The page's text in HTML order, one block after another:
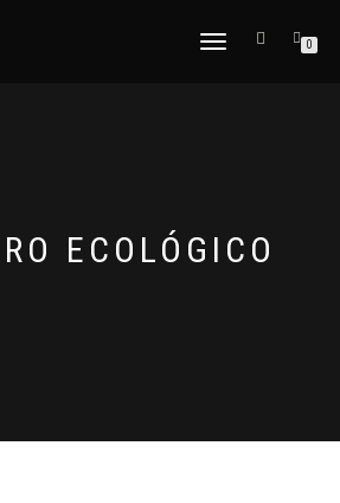
CAMBIAR
0
ECOLÓGICO